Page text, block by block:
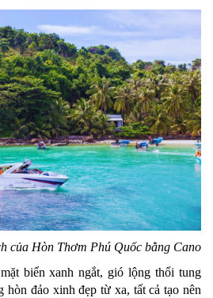
của Hòn Thơm Phú Quốc bằng Cano
biển xanh ngắt, gió lộng thổi tung
hòn đảo xinh đẹp từ xa, tất cả tạo nên